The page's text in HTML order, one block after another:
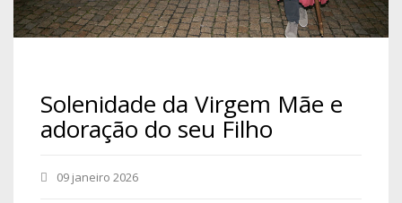
Solenidade da Virgem Mãe e
adoração do seu Filho
09 janeiro 2026